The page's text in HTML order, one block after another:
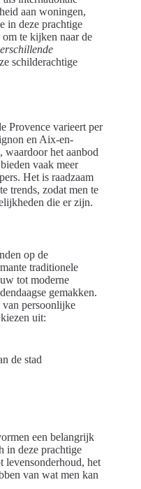
aan woningen,
in deze prachtige
te kijken naar de
schilderachtige
Provence varieert per
en Aix-en-
waardoor het aanbod
vaak meer
Het is raadzaam
trends, zodat men te
die er zijn.
op de
traditionele
tot moderne
gemakken.
persoonlijke
uit:
de stad
een belangrijk
in deze prachtige
levensonderhoud, het
van wat men kan